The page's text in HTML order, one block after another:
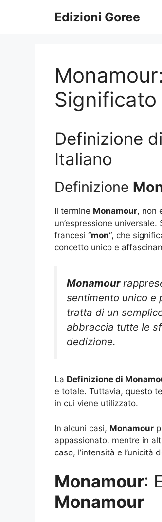
Edizioni Goree
Definizione di
Italiano
Definizione
Il termine Monamour, non
un’espressione
francesi “mon“, che
concetto unico e
Monamour
sentimento unico e
tratta di un
abbraccia tutte le
dedizione.
La Definizione di
e totale. Tuttavia, questo
in cui viene utilizzato.
In alcuni casi, Monamour
appassionato, mentre in
caso, l’intensità e l’unicità
Monamour:
Monamour